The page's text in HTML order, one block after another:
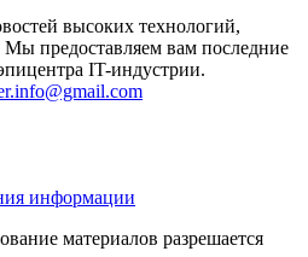
высоких технологий,
Мы предоставляем вам последние
IT-индустрии.
информации
материалов разрешается